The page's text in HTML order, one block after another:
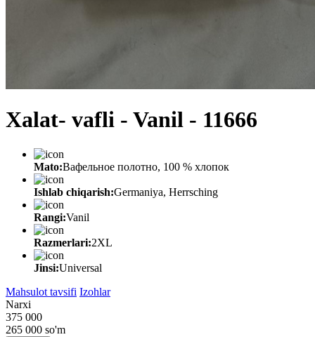
Хalat- vafli - Vanil - 11666
Mato:Вафельное полотно, 100 % хлопок
Ishlab chiqarish:Germaniya, Herrsching
Rangi:Vanil
Razmerlari:2XL
Jinsi:Universal
Mahsulot tavsifi Izohlar
Narxi
375 000
265 000 so'm